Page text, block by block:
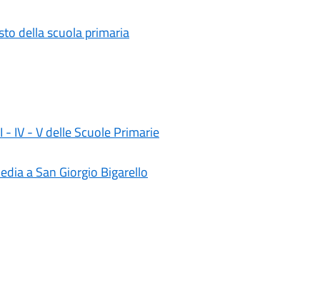
della scuola primaria
IV - V delle Scuole Primarie
a San Giorgio Bigarello